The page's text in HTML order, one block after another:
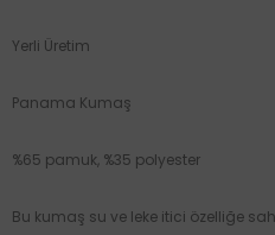
Yerli Üretim
Panama Kumaş
%65 pamuk, %35 polyester
Bu kumaş su ve leke itici özelliğe